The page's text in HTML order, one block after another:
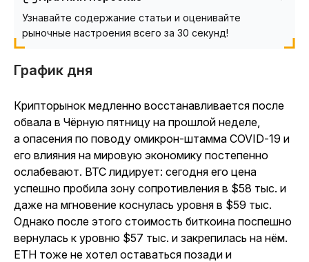
Узнавайте содержание статьи и оценивайте
рыночные настроения всего за 30 секунд!
График дня
Крипторынок медленно восстанавливается после
обвала в Чёрную пятницу на прошлой неделе,
а опасения по поводу омикрон-штамма COVID-19 и
его влияния на мировую экономику постепенно
ослабевают. BTC лидирует: сегодня его цена
успешно пробила зону сопротивления в $58 тыс. и
даже на мгновение коснулась уровня в $59 тыс.
Однако после этого стоимость биткоина поспешно
вернулась к уровню $57 тыс. и закрепилась на нём.
ETH тоже не хотел оставаться позади и